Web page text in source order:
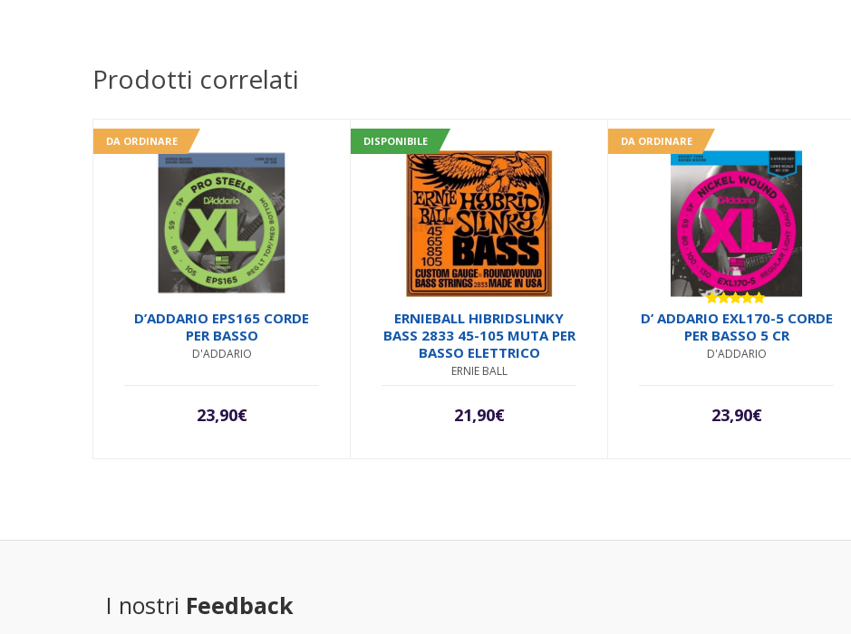
Prodotti correlati
DA ORDINARE
D’ADDARIO EPS165 CORDE
PER BASSO
D'ADDARIO
23,90€
DISPONIBILE
ERNIEBALL HIBRIDSLINKY
BASS 2833 45-105 MUTA PER
BASSO ELETTRICO
ERNIE BALL
21,90€
DA ORDINARE
Valutato
5.00su 5
D’ ADDARIO EXL170-5 CORDE
PER BASSO 5 CR
D'ADDARIO
23,90€
I nostri Feedback